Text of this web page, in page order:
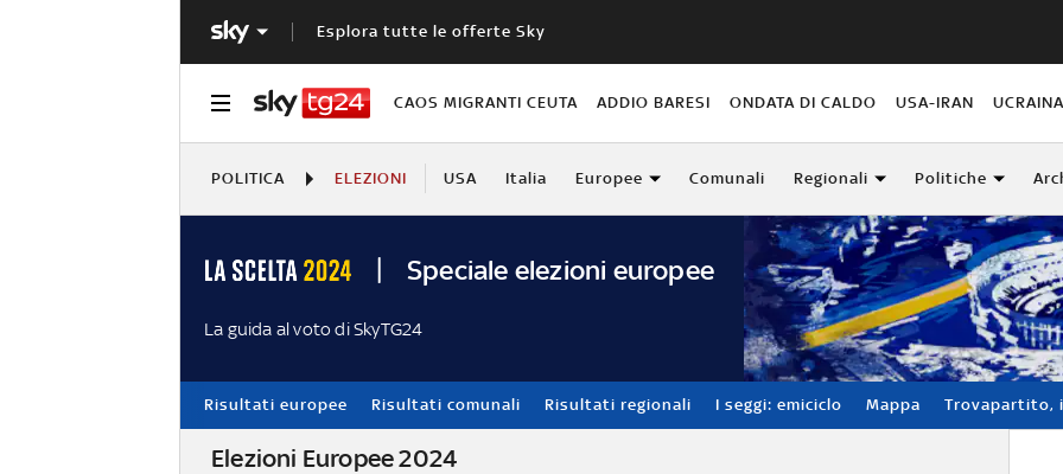
Esplora tutte le offerte Sky
CAOS MIGRANTI CEUTA ADDIO BARESI ONDATA DI CALDO USA-IRAN UCRAINA
POLITICA ELEZIONI USA Italia Europee Comunali Regionali Politiche
Speciale elezioni europee
La guida al voto di SkyTG24
Risultati europee Risultati comunali Risultati regionali I seggi: emiciclo Mappa Trovapartito,
Elezioni Europee 2024